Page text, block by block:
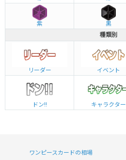
紫 黒
種類別
リーダー イベント
ドン!! キャラクター
ワンピースカードの相場